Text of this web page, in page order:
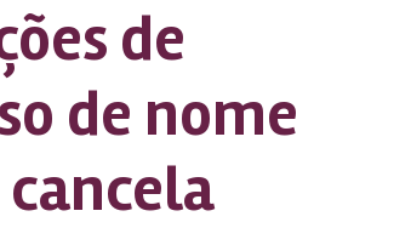
de
de nome
cancela